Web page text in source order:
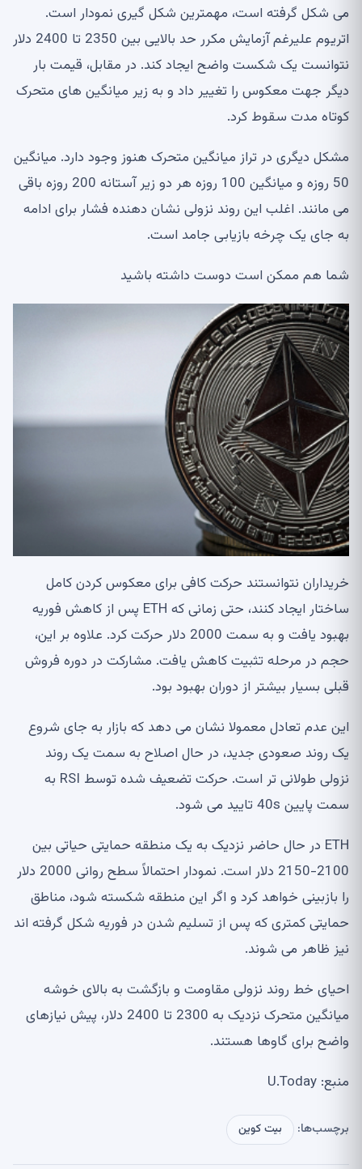
می شکل گرفته است، مهمترین شکل گیری نمودار است.
اتریوم علیرغم آزمایش مکرر حد بالایی بین 2350 تا 2400 دلار
نتوانست یک شکست واضح ایجاد کند. در مقابل، قیمت بار
دیگر جهت معکوس را تغییر داد و به زیر میانگین های متحرک
کوتاه مدت سقوط کرد.
مشکل دیگری در تراز میانگین متحرک هنوز وجود دارد. میانگین
50 روزه و میانگین 100 روزه هر دو زیر آستانه 200 روزه باقی
می مانند. اغلب این روند نزولی نشان دهنده فشار برای ادامه
به جای یک چرخه بازیابی جامد است.
شما هم ممکن است دوست داشته باشید
خریداران نتوانستند حرکت کافی برای معکوس کردن کامل
ساختار ایجاد کنند، حتی زمانی که ETH پس از کاهش فوریه
بهبود یافت و به سمت 2000 دلار حرکت کرد. علاوه بر این،
حجم در مرحله تثبیت کاهش یافت. مشارکت در دوره فروش
قبلی بسیار بیشتر از دوران بهبود بود.
این عدم تعادل معمولا نشان می دهد که بازار به جای شروع
یک روند صعودی جدید، در حال اصلاح به سمت یک روند
نزولی طولانی تر است. حرکت تضعیف شده توسط RSI به
سمت پایین 40s تایید می شود.
ETH در حال حاضر نزدیک به یک منطقه حمایتی حیاتی بین
2100-2150 دلار است. نمودار احتمالاً سطح روانی 2000 دلار
را بازبینی خواهد کرد و اگر این منطقه شکسته شود، مناطق
حمایتی کمتری که پس از تسلیم شدن در فوریه شکل گرفته اند
نیز ظاهر می شوند.
احیای خط روند نزولی مقاومت و بازگشت به بالای خوشه
میانگین متحرک نزدیک به 2300 تا 2400 دلار، پیش نیازهای
واضح برای گاوها هستند.
منبع: U.Today
برچسب‌ها: بیت کوین